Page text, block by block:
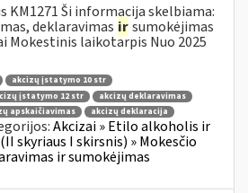
KM1271 Ši informacija skelbiama:
deklaravimas irsumokėjimas
Mokestinis laikotarpis Nuo 2025
akcizų įstatymo 10 str
įstatymo 12 str
akcizų deklaravimas
apskaičiavimas akcizų deklaracija
Akcizai » Etilo alkoholis ir
skyriaus I skirsnis) » Mokesčio
ir sumokėjimas